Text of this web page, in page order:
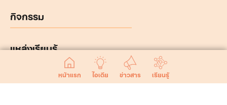
หน้าแรก ไอเดีย ข่าวสาร เรียนรู้
กิจกรรม
แหล่งเรียนรู้